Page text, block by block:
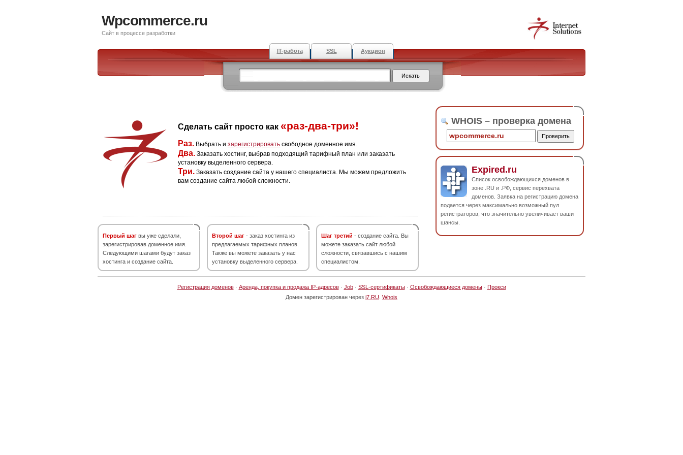
Wpcommerce.ru
Сайт в процессе разработки
IT-работа SSL Аукцион
Сделать сайт просто как «раз-два-три»!
Раз. Выбрать и зарегистрировать свободное доменное имя.
Два. Заказать хостинг, выбрав подходящий тарифный план или заказать
установку выделенного сервера.
Три. Заказать создание сайта у нашего специалиста. Мы можем предложить
вам создание сайта любой сложности.
Первый шаг вы уже сделали,
зарегистрировав доменное имя.
Следующими шагами будут заказ
хостинга и создание сайта.
Второй шаг - заказ хостинга из
предлагаемых тарифных планов.
Также вы можете заказать у нас
установку выделенного сервера.
Шаг третий - создание сайта. Вы
можете заказать сайт любой
сложности, связавшись с нашим
специалистом.
WHOIS – проверка домена
Expired.ru
Список освобождающихся доменов в
зоне .RU и .РФ, сервис перехвата
доменов. Заявка на регистрацию домена
подается через максимально возможный пул
регистраторов, что значительно увеличивает ваши
шансы.
Регистрация доменов· Аренда, покупка и продажа IP-адресов· Job· SSL-сертификаты· Освобождающиеся домены· Прокси
Домен зарегистрирован через i7.RU Whois